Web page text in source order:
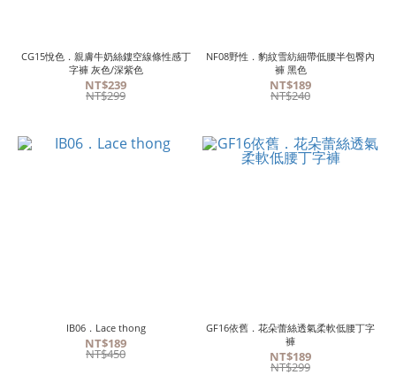
CG15悅色．親膚牛奶絲鏤空線條性感丁
字褲 灰色/深紫色
NT$239
NT$299
NF08野性．豹紋雪紡細帶低腰半包臀內
褲 黑色
NT$189
NT$240
IB06．Lace thong
NT$189
NT$450
GF16依舊．花朵蕾絲透氣柔軟低腰丁字
褲
NT$189
NT$299